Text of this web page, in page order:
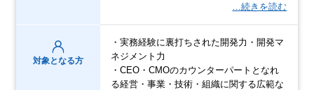
…続きを読む
対象となる方
・実務経験に裏打ちされた開発力・開発マ
ネジメント力
・CEO・CMOのカウンターパートとなれ
る経営・事業・技術・組織に関する広範な